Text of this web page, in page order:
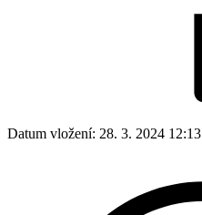
Datum vložení: 28. 3. 2024 12:13